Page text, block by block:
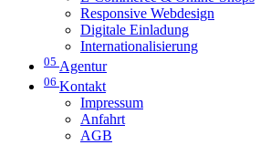
Responsive Webdesign
Digitale Einladung
Internationalisierung
05 Agentur
06 Kontakt
Impressum
Anfahrt
AGB